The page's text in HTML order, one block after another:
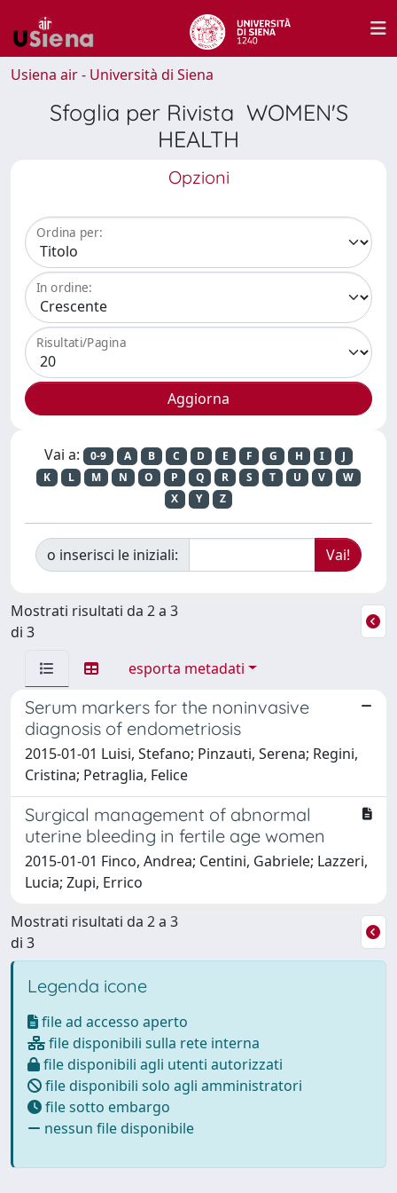
Usiena air - Università di Siena
Sfoglia per Rivista WOMEN'S
HEALTH
Opzioni
Ordina per:
In ordine:
Risultati/Pagina
Vai a: 0-9 A B C D E F G H I
J
K
L M N O P Q R S T U V
W
X
Y Z
o inserisci le iniziali:
Mostrati risultati da 2 a 3
di 3
esporta metadati
Serum markers for the noninvasive
diagnosis of endometriosis
2015-01-01 Luisi, Stefano; Pinzauti, Serena; Regini,
Cristina; Petraglia, Felice
Surgical management of abnormal
uterine bleeding in fertile age women
2015-01-01 Finco, Andrea; Centini, Gabriele; Lazzeri,
Lucia; Zupi, Errico
Mostrati risultati da 2 a 3
di 3
Legenda icone
file ad accesso aperto
file disponibili sulla rete interna
file disponibili agli utenti autorizzati
file disponibili solo agli amministratori
file sotto embargo
nessun file disponibile